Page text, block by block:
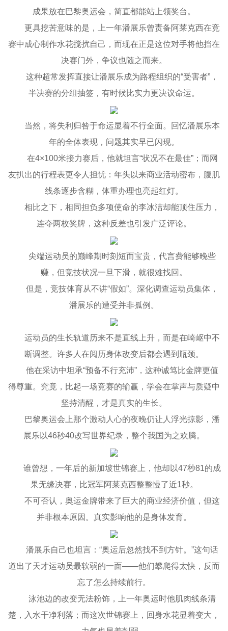
成果放在巴黎奥运会，简直都能站上领奖台。
更具挖苦意味的是，上一年潘展乐曾责备阿莱克西在竞
赛中成心制作水花搅扰自己，而现在正是这位对手将他挡在
决赛门外，争议也随之而来。
这种超常发挥直接让潘展乐成为路程组织的“受害者”，
半决赛的分组抽签，有时候比实力更决议命运。
当然，将失利归咎于命运显着不行全面。回忆潘展乐本
年的全体表现，问题其实早已闪现。
在4×100米接力赛后，他就坦言“状况不在最佳”；而网
友扒出的行程表更令人担忧：年头以来商业活动密布，腹肌
线条逐步含糊，体重办理也亮起红灯。
相比之下，相同担负多项使命的李冰洁却能顶住压力，
连夺两枚奖牌，这种反差也引发广泛评论。
尖端运动员的巅峰期时刻短而宝贵，代言费能够晚些
赚，但竞技状况一旦下滑，就很难找回。
但是，竞技体育从不讲“假如”。深化调查运动员集体，
潘展乐的遭受并非孤例。
运动员的生长轨道历来不是直线上升，而是在崎岖中不
断调整。许多人在阅历身体改变后都会遇到瓶颈。
他在采访中坦承“预备不行充沛”，这种诚笃比金牌更值
得尊重。究竟，比起一场竞赛的输赢，学会在掌声与质疑中
坚持清醒，才是真实的生长。
巴黎奥运会上那个激动人心的夜晚仍让人浮光掠影，潘
展乐以46秒40改写世界纪录，整个我国为之欢腾。
谁曾想，一年后的新加坡世锦赛上，他却以47秒81的成
果无缘决赛，比冠军阿莱克西整整慢了近1秒。
不可否认，奥运金牌带来了巨大的商业经济价值，但这
并非根本原因。真实影响他的是身体发育。
潘展乐自己也坦言：“奥运后忽然找不到方针。”这句话
道出了天才运动员最软弱的一面——他们攀爬得太快，反而
忘了怎么持续前行。
泳池边的改变无法粉饰，上一年奥运时他肌肉线条清
楚，入水干净利落；而这次世锦赛上，回身水花显着变大，